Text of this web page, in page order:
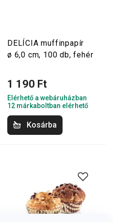
DELÍCIA muffinpapír
ø 6,0 cm, 100 db, fehér
1 190 Ft
Elérhető a webáruházban
12 márkaboltban elérhető
Kosárba